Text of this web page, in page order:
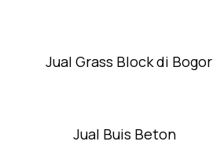
Jual Grass Block di Bogor
Jual Buis Beton